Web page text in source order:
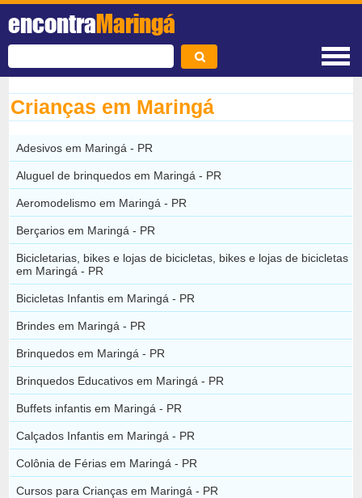
encontraMaringá
Crianças em Maringá
Adesivos em Maringá - PR
Aluguel de brinquedos em Maringá - PR
Aeromodelismo em Maringá - PR
Berçarios em Maringá - PR
Bicicletarias, bikes e lojas de bicicletas, bikes e lojas de bicicletas
em Maringá - PR
Bicicletas Infantis em Maringá - PR
Brindes em Maringá - PR
Brinquedos em Maringá - PR
Brinquedos Educativos em Maringá - PR
Buffets infantis em Maringá - PR
Calçados Infantis em Maringá - PR
Colônia de Férias em Maringá - PR
Cursos para Crianças em Maringá - PR